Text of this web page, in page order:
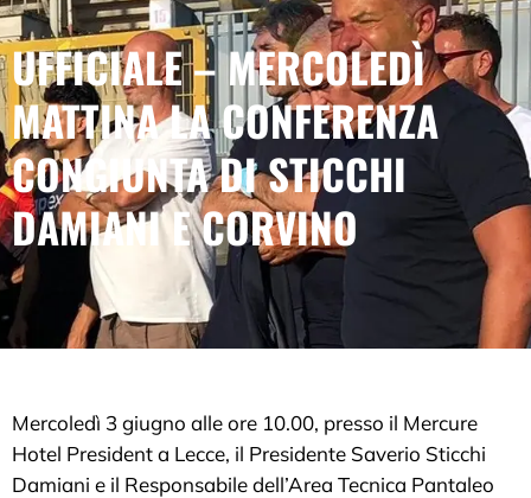
UFFICIALE – MERCOLEDÌ
MATTINA LA CONFERENZA
CONGIUNTA DI STICCHI
DAMIANI E CORVINO
Mercoledì 3 giugno alle ore 10.00, presso il Mercure
Hotel President a Lecce, il Presidente Saverio Sticchi
Damiani e il Responsabile dell’Area Tecnica Pantaleo